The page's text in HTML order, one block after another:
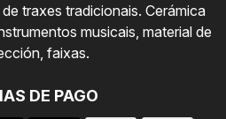
traxes tradicionais. Cerámica
musicais, material de
faixas.
DE PAGO